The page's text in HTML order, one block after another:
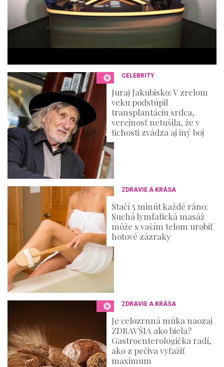
6
d
s
CELEBRITY
Juraj Jakubisko: V zrelom
veku podstúpil
transplantáciu srdca,
verejnosť netušila, že v
tichosti zvádza aj iný boj
ZDRAVIE A KRÁSA
Stačí 5 minút každé ráno:
Suchá lymfatická masáž
môže s vaším telom urobiť
hotové zázraky
ZDRAVIE A KRÁSA
Je celozrnná múka naozaj
ZDRAVŠIA ako biela?
Gastroenterologička radí,
ako z pečiva vyťažiť
maximum